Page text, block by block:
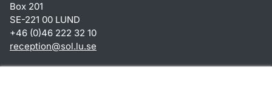
Box 201
SE-221 00 LUND
+46 (0)46 222 32 10
reception@sol.lu.se